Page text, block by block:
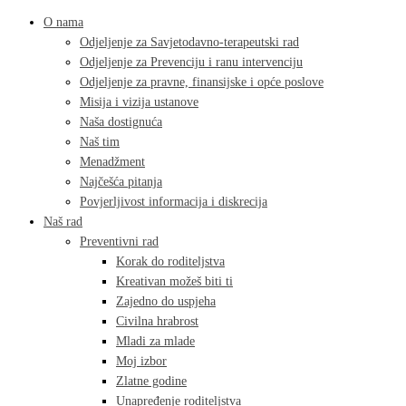
O nama
Odjeljenje za Savjetodavno-terapeutski rad
Odjeljenje za Prevenciju i ranu intervenciju
Odjeljenje za pravne, finansijske i opće poslove
Misija i vizija ustanove
Naša dostignuća
Naš tim
Menadžment
Najčešća pitanja
Povjerljivost informacija i diskrecija
Naš rad
Preventivni rad
Korak do roditeljstva
Kreativan možeš biti ti
Zajedno do uspjeha
Civilna hrabrost
Mladi za mlade
Moj izbor
Zlatne godine
Unapređenje roditeljstva